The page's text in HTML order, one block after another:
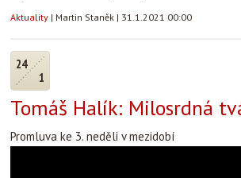
Aktuality | Martin Staněk | 31.1.2021 00:00
24
1
Tomáš Halík: Milosrdná
Promluva ke 3. neděli v mezidobí